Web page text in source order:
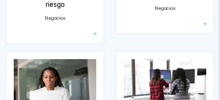
riesgo
Negocios
Negocios